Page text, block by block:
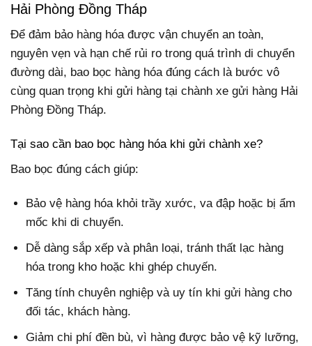
Hải Phòng Đồng Tháp
Để đảm bảo hàng hóa được vận chuyển an toàn,
nguyên vẹn và hạn chế rủi ro trong quá trình di chuyển
đường dài, bao bọc hàng hóa đúng cách là bước vô
cùng quan trọng khi gửi hàng tại chành xe gửi hàng Hải
Phòng Đồng Tháp.
Tại sao cần bao bọc hàng hóa khi gửi chành xe?
Bao bọc đúng cách giúp:
Bảo vệ hàng hóa khỏi trầy xước, va đập hoặc bị ẩm
mốc khi di chuyển.
Dễ dàng sắp xếp và phân loại, tránh thất lạc hàng
hóa trong kho hoặc khi ghép chuyến.
Tăng tính chuyên nghiệp và uy tín khi gửi hàng cho
đối tác, khách hàng.
Giảm chi phí đền bù, vì hàng được bảo vệ kỹ lưỡng,